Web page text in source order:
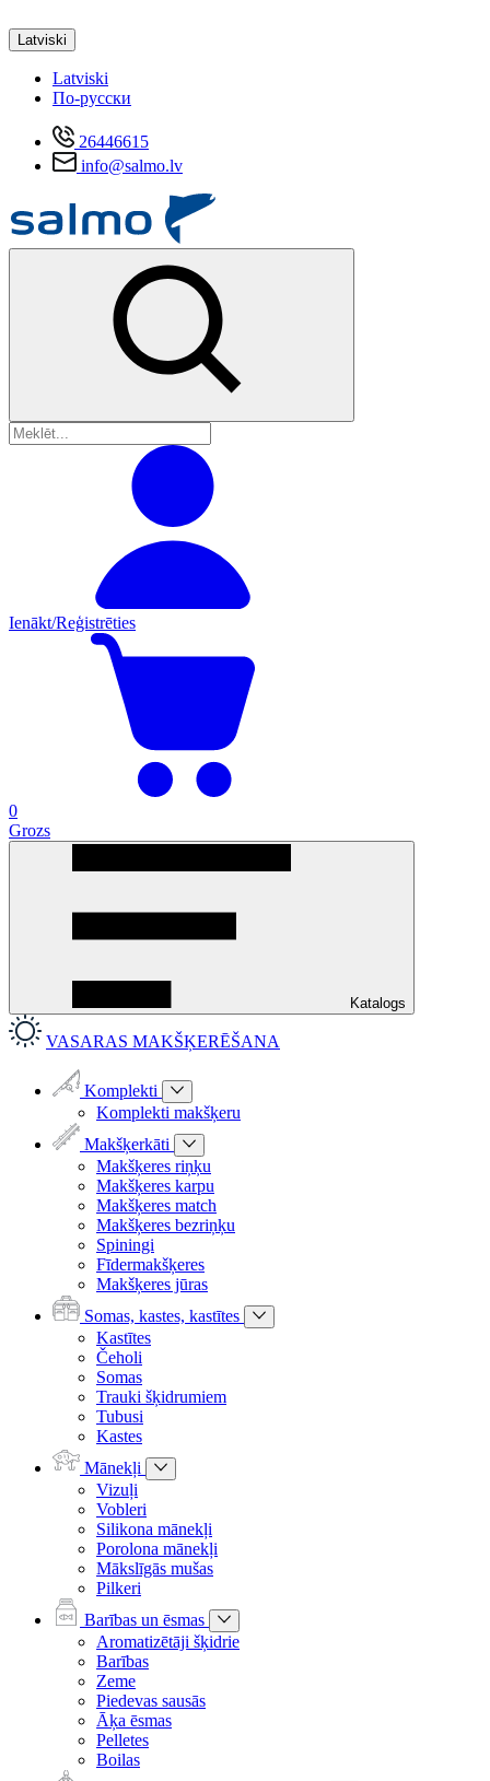
Latviski
Latviski
По-русски
26446615
info@salmo.lv
Ienākt/Reģistrēties
0
Grozs
Katalogs
VASARAS MAKŠĶERĒŠANA
Komplekti
Komplekti makšķeru
Makšķerkāti
Makšķeres riņķu
Makšķeres karpu
Makšķeres match
Makšķeres bezriņķu
Spiningi
Fīdermakšķeres
Makšķeres jūras
Somas, kastes, kastītes
Kastītes
Čeholi
Somas
Trauki šķidrumiem
Tubusi
Kastes
Mānekļi
Vizuļi
Vobleri
Silikona mānekļi
Porolona mānekļi
Mākslīgās mušas
Pilkeri
Barības un ēsmas
Aromatizētāji šķidrie
Barības
Zeme
Piedevas sausās
Āķa ēsmas
Pelletes
Boilas